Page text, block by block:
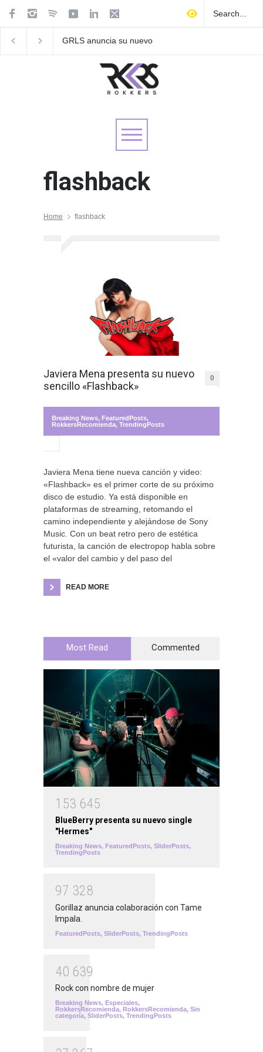
GRLS anuncia su nuevo
flashback
Home flashback
Javiera Mena presenta su nuevo
sencillo «Flashback»
0
Breaking News, FeaturedPosts,
RokkersRecomienda, TrendingPosts
Javiera Mena tiene nueva canción y video:
«Flashback» es el primer corte de su próximo
disco de estudio. Ya está disponible en
plataformas de streaming, retomando el
camino independiente y alejándose de Sony
Music. Con un beat retro pero de estética
futurista, la canción de electropop habla sobre
el «valor del cambio y del paso del
READ MORE
Most Read Commented
1 53 645
BlueBerry presenta su nuevo single
"Hermes"
Breaking News, FeaturedPosts, SliderPosts,
TrendingPosts
97 328
Gorillaz anuncia colaboración con Tame
Impala.
FeaturedPosts, SliderPosts, TrendingPosts
40 639
Rock con nombre de mujer
Breaking News, Especiales,
RokkersRecomienda, RokkersRecomienda, Sin
categoría, SliderPosts, TrendingPosts